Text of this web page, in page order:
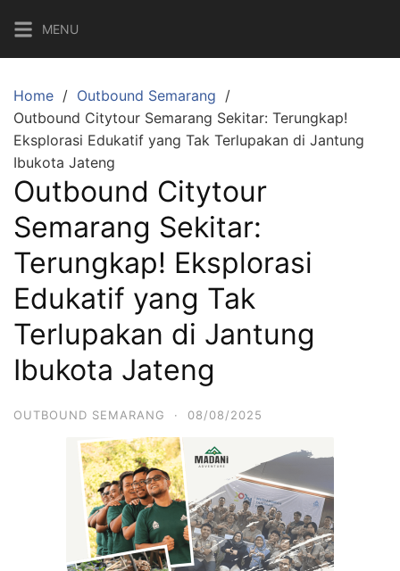
content
MENU
Home
Outbound Semarang
Outbound Citytour Semarang Sekitar: Terungkap!
Eksplorasi Edukatif yang Tak Terlupakan di Jantung
Ibukota Jateng
Outbound Citytour
Semarang Sekitar:
Terungkap! Eksplorasi
Edukatif yang Tak
Terlupakan di Jantung
Ibukota Jateng
OUTBOUND SEMARANG · 08/08/2025